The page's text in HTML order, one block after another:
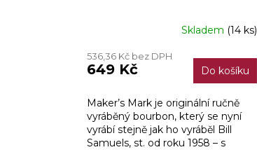
produktu
je
z
5
hvězdiček.
Skladem (14 ks)
536,36 Kč bez DPH
649 Kč Do košíku
Maker’s Mark je originální ručně
vyráběný bourbon, který se nyní
vyrábí stejně jak ho vyráběl Bill
Samuels, st. od roku 1958 – s